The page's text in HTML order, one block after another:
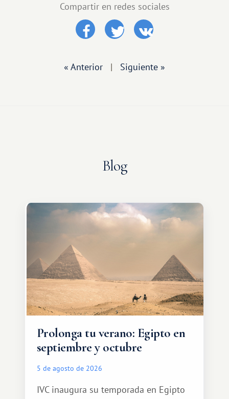
Compartir en redes sociales
« Anterior | Siguiente »
Blog
Prolonga tu verano: Egipto en
septiembre y octubre
5 de agosto de 2026
IVC inaugura su temporada en Egipto